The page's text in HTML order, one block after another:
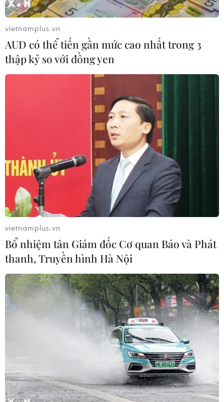
vietnamplus.vn
AUD có thể tiến gần mức cao nhất trong 3
thập kỷ so với đồng yen
vietnamplus.vn
Bổ nhiệm tân Giám đốc Cơ quan Báo và Phát
thanh, Truyền hình Hà Nội